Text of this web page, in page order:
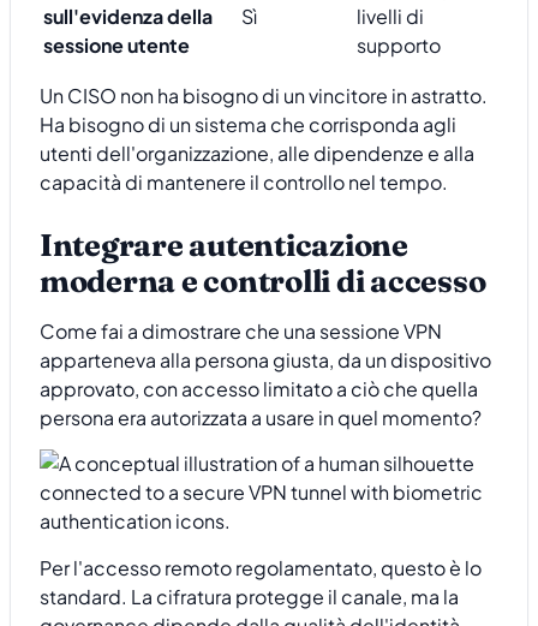
sull'evidenza della
sessione utente
Sì
livelli di
supporto
Un CISO non ha bisogno di un vincitore in astratto.
Ha bisogno di un sistema che corrisponda agli
utenti dell'organizzazione, alle dipendenze e alla
capacità di mantenere il controllo nel tempo.
Integrare autenticazione
moderna e controlli di accesso
Come fai a dimostrare che una sessione VPN
apparteneva alla persona giusta, da un dispositivo
approvato, con accesso limitato a ciò che quella
persona era autorizzata a usare in quel momento?
Per l'accesso remoto regolamentato, questo è lo
standard. La cifratura protegge il canale, ma la